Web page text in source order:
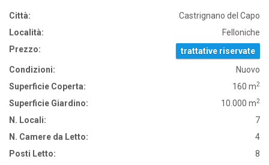
Città:
Castrignano del Capo
Località:
Felloniche
Prezzo:
trattative riservate
Condizioni:
Nuovo
Superficie Coperta:
160 m2
Superficie Giardino: 10.000 m2
N. Locali:
7
N. Camere da Letto:
4
Posti Letto:
8